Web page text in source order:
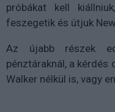
próbákat kell
feszegetik és útjuk
Az újabb részek
pénztáraknál, a kérdés
Walker nélkül is, vagy